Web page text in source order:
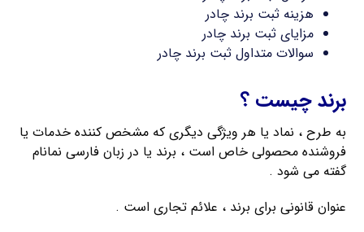
هزینه ثبت برند چادر
مزایای ثبت برند چادر
سوالات متداول ثبت برند چادر
برند چیست ؟
به طرح ، نماد یا هر ویژگی دیگری که مشخص کننده خدمات یا
فروشنده محصولی خاص است ، برند یا در زبان فارسی نمانام
گفته می شود .
عنوان قانونی برای برند ، علائم تجاری است .